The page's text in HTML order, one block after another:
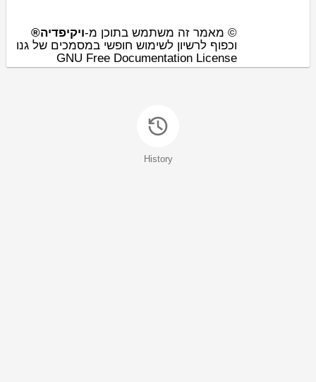
© מאמר זה משתמש בתוכן מ-ויקיפדיה®
וכפוף לרשיון לשימוש חופשי במסמכים של גנו
GNU Free Documentation License
History